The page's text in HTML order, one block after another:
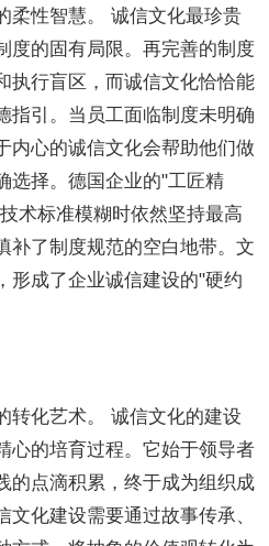
柔性智慧。 诚信文化最珍贵
度的固有局限。再完善的制度
执行盲区，而诚信文化恰恰能
指引。当员工面临制度未明确
内心的诚信文化会帮助他们做
选择。德国企业的"工匠精
术标准模糊时依然坚持最高
补了制度规范的空白地带。文
形成了企业诚信建设的"硬约
转化艺术。 诚信文化的建设
心的培育过程。它始于领导者
的点滴积累，终于成为组织成
文化建设需要通过故事传承、